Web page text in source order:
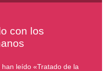
con los
leído «Tratado de la